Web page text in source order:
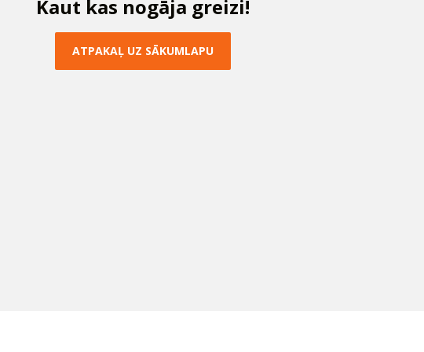
Kaut kas nogāja greizi!
ATPAKAĻ UZ SĀKUMLAPU